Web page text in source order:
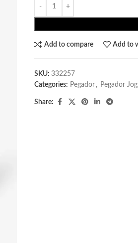
Add to compare Add to
SKU: 332257
Categories: Pegador​ , Pegador
Share: